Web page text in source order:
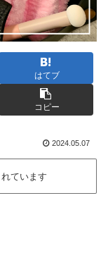
はてブ
コピー
2024.05.07
ています